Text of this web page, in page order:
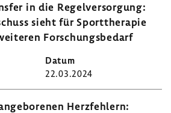
in die Regel­ver­sor­gung:
sieht für Sport­the­rapie
Forschungs­be­darf
22.03.2024
Herz­feh­lern: